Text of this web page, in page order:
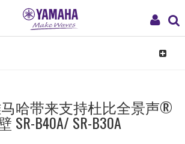
My
Toggle
哈带来支持杜比全景声®
SR-B40A/ SR-B30A